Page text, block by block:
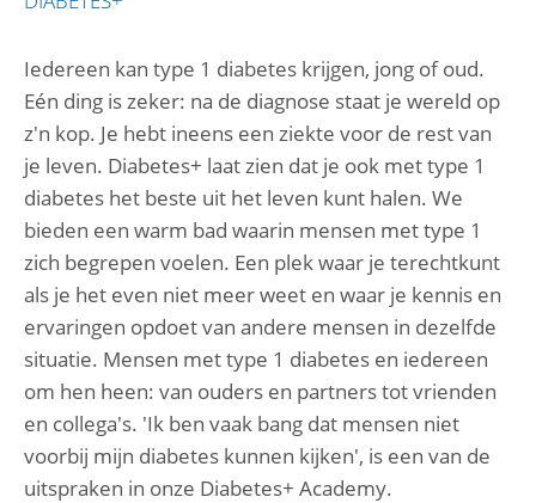
Iedereen kan type 1 diabetes krijgen, jong of oud.
Eén ding is zeker: na de diagnose staat je wereld op
z'n kop. Je hebt ineens een ziekte voor de rest van
je leven. Diabetes+ laat zien dat je ook met type 1
diabetes het beste uit het leven kunt halen. We
bieden een warm bad waarin mensen met type 1
zich begrepen voelen. Een plek waar je terechtkunt
als je het even niet meer weet en waar je kennis en
ervaringen opdoet van andere mensen in dezelfde
situatie. Mensen met type 1 diabetes en iedereen
om hen heen: van ouders en partners tot vrienden
en collega's. 'Ik ben vaak bang dat mensen niet
voorbij mijn diabetes kunnen kijken', is een van de
uitspraken in onze Diabetes+ Academy.